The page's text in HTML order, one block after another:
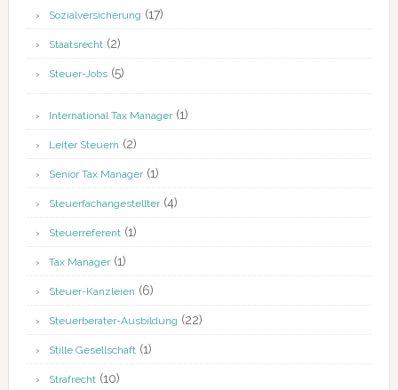
Sozialversicherung (17)
Staatsrecht(2)
Steuer-Jobs(5)
International Tax Manager(1)
Leiter Steuern (2)
Senior Tax Manager(1)
Steuerfachangestellter(4)
Steuerreferent(1)
Tax Manager(1)
Steuer-Kanzleien (6)
Steuerberater-Ausbildung (22)
Stille Gesellschaft(1)
Strafrecht(10)